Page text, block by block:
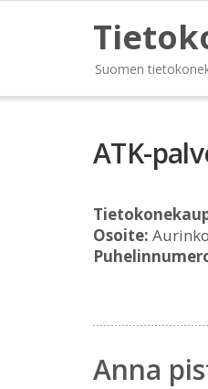
Suomen
ATK-
Osoite:
Anna